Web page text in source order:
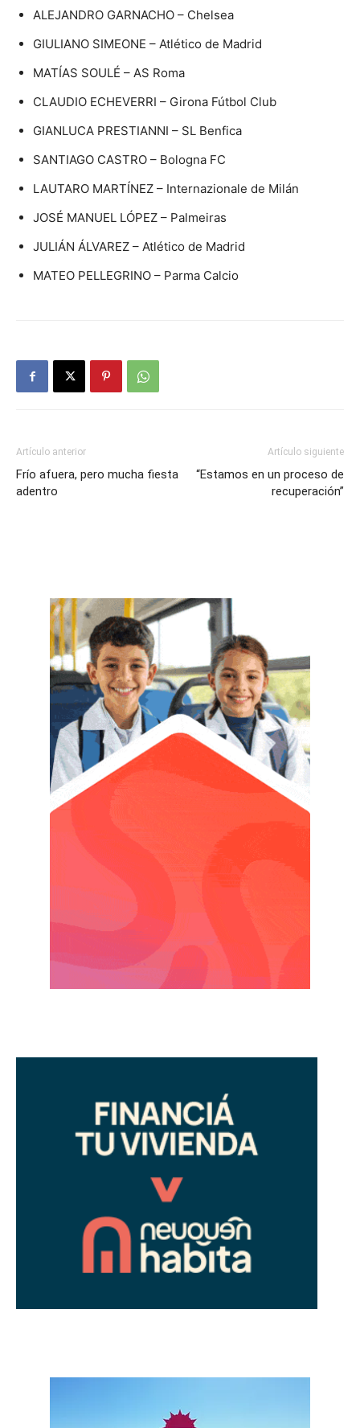
ALEJANDRO GARNACHO – Chelsea
GIULIANO SIMEONE – Atlético de Madrid
MATÍAS SOULÉ – AS Roma
CLAUDIO ECHEVERRI – Girona Fútbol Club
GIANLUCA PRESTIANNI – SL Benfica
SANTIAGO CASTRO – Bologna FC
LAUTARO MARTÍNEZ – Internazionale de Milán
JOSÉ MANUEL LÓPEZ – Palmeiras
JULIÁN ÁLVAREZ – Atlético de Madrid
MATEO PELLEGRINO – Parma Calcio
Artículo anterior
Frío afuera, pero mucha fiesta
adentro
Artículo siguiente
“Estamos en un proceso de
recuperación”